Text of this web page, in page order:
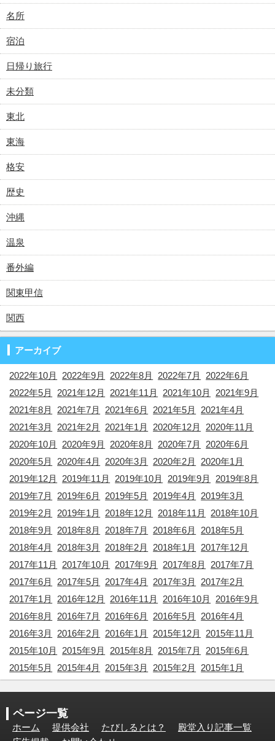
名所
宿泊
日帰り旅行
未分類
東北
東海
格安
歴史
沖縄
温泉
番外編
関東甲信
関西
アーカイブ
2022年10月 2022年9月 2022年8月 2022年7月
2022年6月
2022年5月
2021年12月 2021年11月 2021年10月
2021年9月
2021年8月
2021年7月 2021年6月 2021年5月
2021年4月
2021年3月
2021年2月 2021年1月 2020年12月
2020年11月
2020年10月
2020年9月 2020年8月 2020年7月
2020年6月
2020年5月
2020年4月 2020年3月 2020年2月
2020年1月
2019年12月
2019年11月 2019年10月 2019年9月
2019年8月
2019年7月
2019年6月 2019年5月 2019年4月
2019年3月
2019年2月
2019年1月 2018年12月 2018年11月
2018年10月
2018年9月
2018年8月 2018年7月 2018年6月
2018年5月
2018年4月
2018年3月 2018年2月 2018年1月
2017年12月
2017年11月
2017年10月 2017年9月 2017年8月
2017年7月
2017年6月
2017年5月 2017年4月 2017年3月
2017年2月
2017年1月
2016年12月 2016年11月 2016年10月
2016年9月
2016年8月
2016年7月 2016年6月 2016年5月
2016年4月
2016年3月
2016年2月 2016年1月 2015年12月
2015年11月
2015年10月
2015年9月 2015年8月 2015年7月
2015年6月
2015年5月
2015年4月 2015年3月 2015年2月 2015年1月
ページ一覧
ホーム 提供会社 たびしるとは？
殿堂入り記事一覧